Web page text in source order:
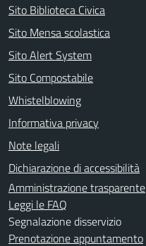
Sito Biblioteca Civica
Sito Mensa scolastica
Sito Alert System
Sito Compostabile
Whistelblowing
Informativa privacy
Note legali
Dichiarazione di accessibilità
Amministrazione trasparente
Leggi le FAQ
Segnalazione disservizio
Prenotazione appuntamento